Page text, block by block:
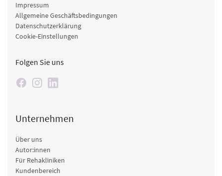
Impressum
Allgemeine Geschäftsbedingungen
Datenschutzerklärung
Cookie-Einstellungen
Folgen Sie uns
Unternehmen
Über uns
Autor:innen
Für Rehakliniken
Kundenbereich